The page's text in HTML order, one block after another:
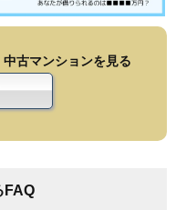
古マンションを見る
FAQ